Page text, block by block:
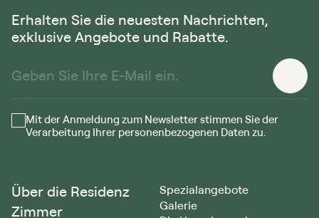
Über die Residenz
Zimmer
Spezialangebote
Galerie
Erhalten Sie die neuesten Nachrichten,
exklusive Angebote und Rabatte.
Mit der Anmeldung zum Newsletter stimmen Sie der
Verarbeitung Ihrer personenbezogenen Daten zu.